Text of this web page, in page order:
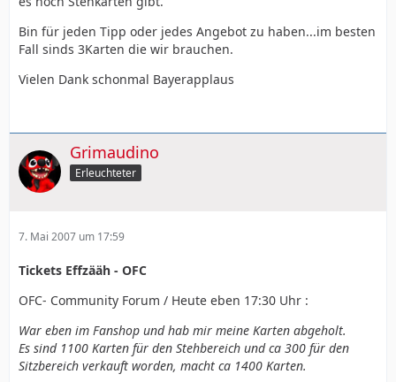
Bin für jeden Tipp oder jedes Angebot zu haben...im besten
Fall sinds 3Karten die wir brauchen.
Vielen Dank schonmal Bayerapplaus
Grimaudino
Erleuchteter
7. Mai 2007 um 17:59
Tickets Effzääh - OFC
OFC- Community Forum / Heute eben 17:30 Uhr :
War eben im Fanshop und hab mir meine Karten abgeholt.
Es sind 1100 Karten für den Stehbereich und ca 300 für den
Sitzbereich verkauft worden, macht ca 1400 Karten.